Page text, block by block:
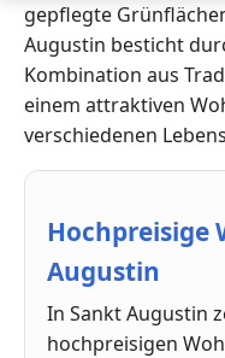
gepflegte
Augustin besticht
Kombination aus
einem attraktiven
verschiedenen
Hochpreisige
Augustin
In Sankt Augustin
hochpreisigen